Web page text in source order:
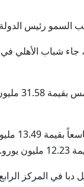
السمو رئيس